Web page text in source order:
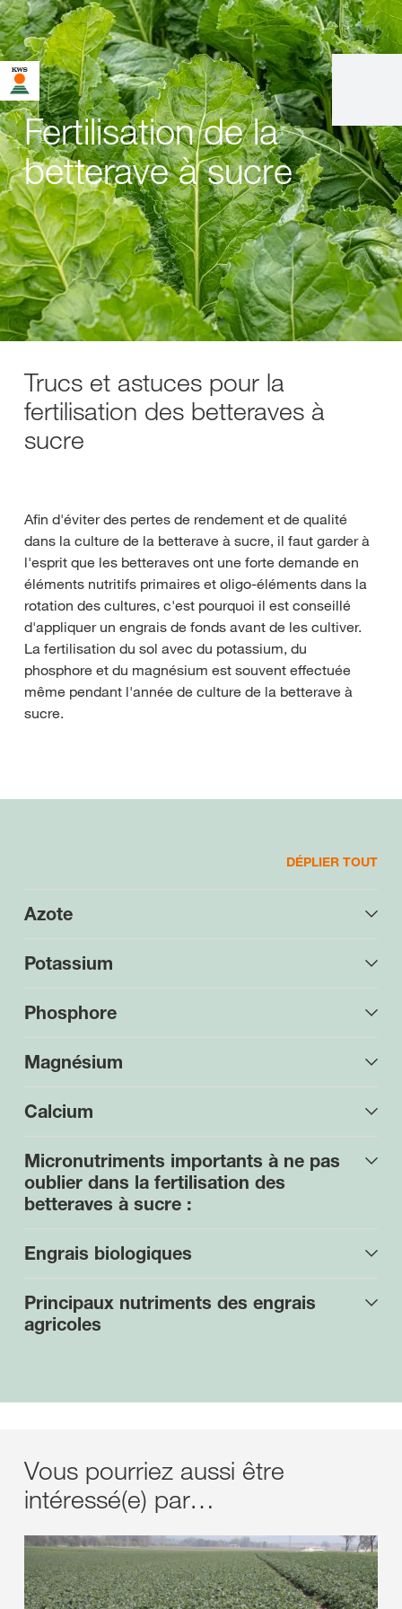
Fertilisation de la
betterave à sucre
Trucs et astuces pour la
fertilisation des betteraves à
sucre
Afin d'éviter des pertes de rendement et de qualité
dans la culture de la betterave à sucre, il faut garder à
l'esprit que les betteraves ont une forte demande en
éléments nutritifs primaires et oligo-éléments dans la
rotation des cultures, c'est pourquoi il est conseillé
d'appliquer un engrais de fonds avant de les cultiver.
La fertilisation du sol avec du potassium, du
phosphore et du magnésium est souvent effectuée
même pendant l'année de culture de la betterave à
sucre.
DÉPLIER TOUT
Azote
Potassium
Phosphore
Magnésium
Calcium
Micronutriments importants à ne pas
oublier dans la fertilisation des
betteraves à sucre :
Engrais biologiques
Principaux nutriments des engrais
agricoles
Vous pourriez aussi être
intéressé(e) par…